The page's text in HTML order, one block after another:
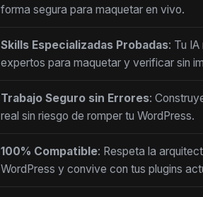
forma segura para maquetar en vivo.
Skills Especializadas Probadas: Tu
expertos para maquetar y verificar sin
Trabajo Seguro sin Errores:
real sin riesgo de romper tu WordPress.
100% Compatible: Respeta la
WordPress y convive con tus plugins